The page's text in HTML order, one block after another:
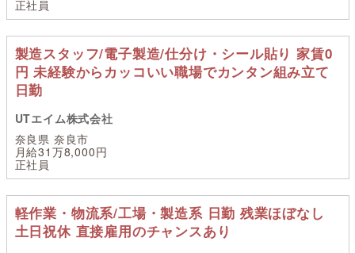
正社員
製造スタッフ/電子製造/仕分け・シール貼り 家賃0
円 未経験からカッコいい職場でカンタン組み立て
日勤
UTエイム株式会社
奈良県 奈良市
月給31万8,000円
正社員
軽作業・物流系/工場・製造系 日勤 残業ほぼなし
土日祝休 直接雇用のチャンスあり